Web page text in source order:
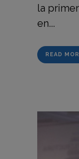
la
en...
READ